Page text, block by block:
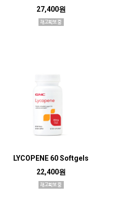
27,400원
LYCOPENE 60 Softgels
22,400원